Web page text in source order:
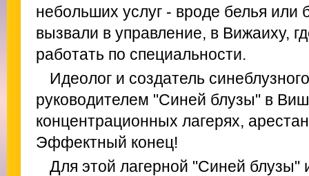
небольших услуг - вроде белья или
вызвали в управление, в Вижаиху,
работать по специальности.
Идеолог и создатель
руководителем "Синей блузы" в
концентрационных лагерях,
Эффектный конец!
Для этой лагерной "Синей блузы"